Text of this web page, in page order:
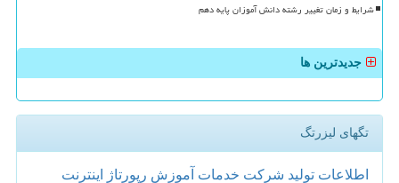
شرایط و زمان تغییر رشته دانش آموزان پایه دهم
جدیدترین ها
تگهای لیزرتگ
اطلاعات تولید شركت خدمات آموزش رپورتاژ
اینترنت